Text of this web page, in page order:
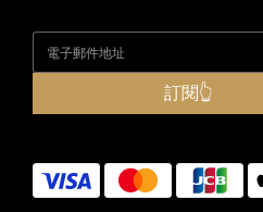
訂閱👆